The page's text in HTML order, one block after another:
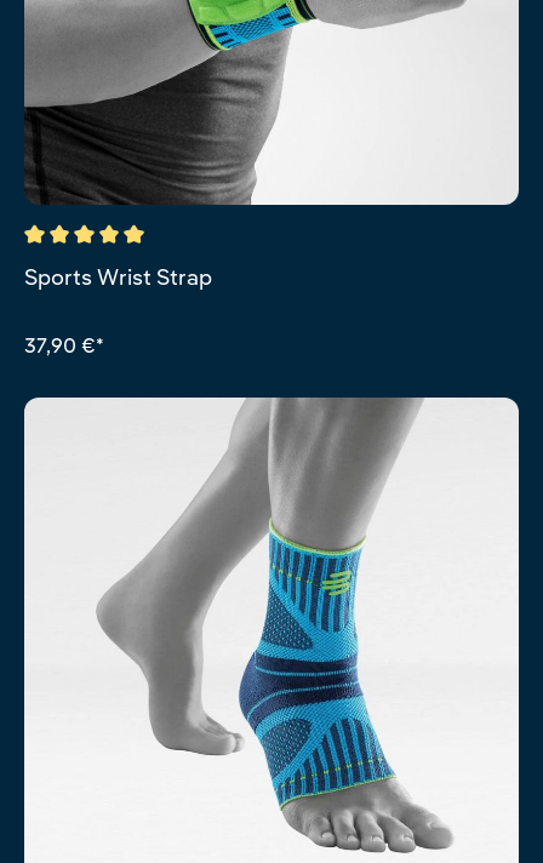
Durchschnittliche Bewertung von 5 von 5 Sternen
Sports Wrist Strap
37,90 €*